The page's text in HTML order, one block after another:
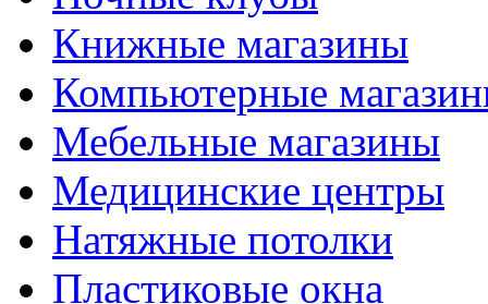
Книжные магазины
Компьютерные
Мебельные магазины
Медицинские центры
Натяжные потолки
Пластиковые окна